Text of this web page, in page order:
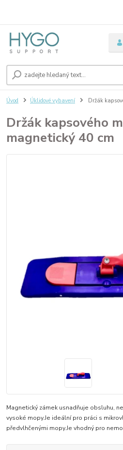
Úvod Úklidové vybavení Držák
Držák kapsového
magnetický 40 cm
Magnetický zámek usnadňuje obsluhu,
vysoké mopy.Je ideální pro práci s
předvlhčenými mopy.Je vhodný pro